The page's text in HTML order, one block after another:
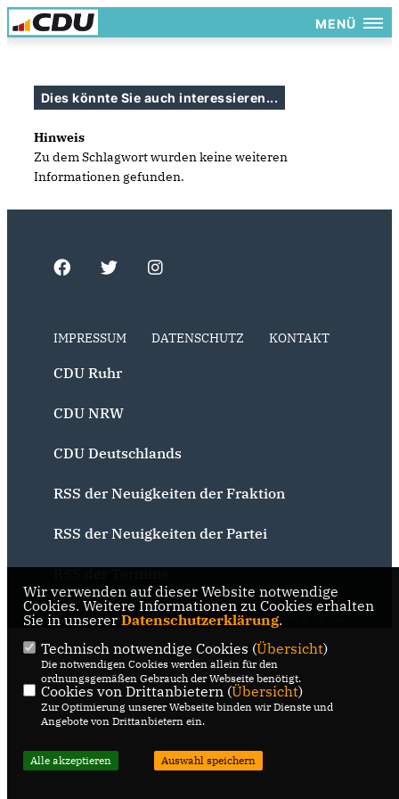
MENÜ
Dies könnte Sie auch interessieren...
Hinweis
Zu dem Schlagwort wurden keine weiteren
Informationen gefunden.
IMPRESSUM DATENSCHUTZ KONTAKT
CDU Ruhr
CDU NRW
CDU Deutschlands
RSS der Neuigkeiten der Fraktion
RSS der Neuigkeiten der Partei
@2026 CDU Bochum
Alle Rechte vorbehalten.
Realisation: Sharkness Media
GmbH & Co. KG
Wir verwenden auf dieser Website notwendige
Cookies. Weitere Informationen zu Cookies erhalten
Sie in unserer Datenschutzerklärung.
Technisch notwendige Cookies (Übersicht)
Die notwendigen Cookies werden allein für den
ordnungsgemäßen Gebrauch der Webseite benötigt.
Cookies von Drittanbietern (Übersicht)
Zur Optimierung unserer Webseite binden wir Dienste und
Angebote von Drittanbietern ein.
Alle akzeptieren Auswahl speichern